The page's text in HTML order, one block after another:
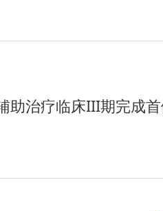
助治疗临床III期完成